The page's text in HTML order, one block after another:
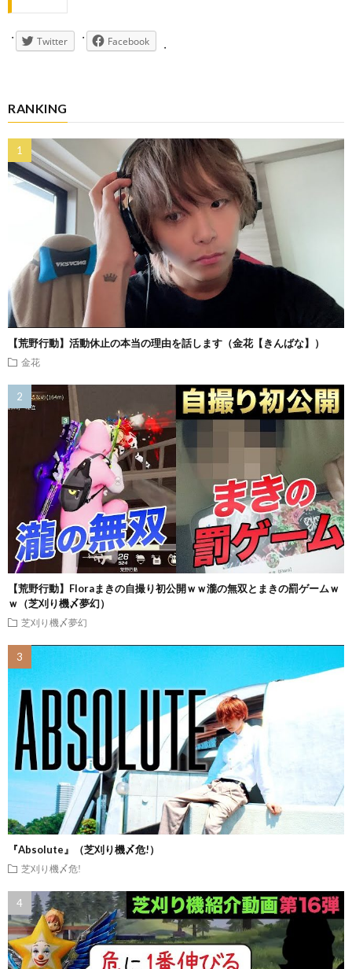
Twitter Facebook
RANKING
【荒野行動】活動休止の本当の理由を話します（金花【きんばな】）
金花
【荒野行動】Floraまきの自撮り初公開ｗｗ瀧の無双とまきの罰ゲームｗ
ｗ（芝刈り機〆夢幻）
芝刈り機〆夢幻
『Absolute』（芝刈り機〆危!）
芝刈り機〆危!